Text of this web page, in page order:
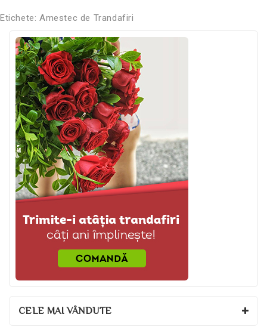
Etichete: Amestec de Trandafiri
CELE MAI VÂNDUTE